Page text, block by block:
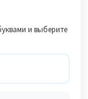
и выберите